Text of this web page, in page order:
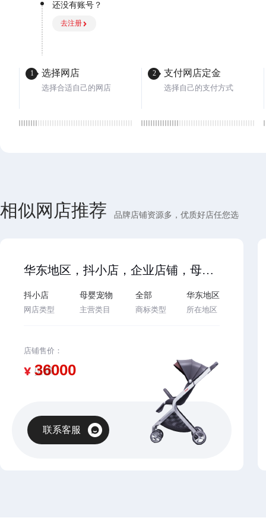
1 选择网店
选择合适自己的网店
还没有账号？
去注册
2 支付网店定金
选择自己的支付方式
相似网店推荐 品牌店铺资源多，优质好店任您选
华东地区，抖小店，企业店铺，母婴宠物类目，2025年入驻，主体变更，诚心出售，名字好听，欢迎咨询…
抖小店
网店类型
母婴宠物
主营类目
全部
商标类型
华东地区
所在地区
店铺售价：
¥
联系客服